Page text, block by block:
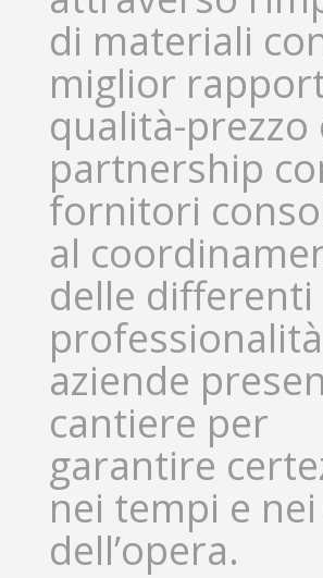
di materiali
miglior
qualità-prezzo
partnership
fornitori
al
delle differenti
aziende
cantiere per
garantire
nei tempi e
dell’opera.